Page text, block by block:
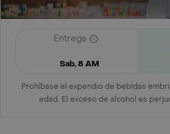
Entrega
Sab, 8 AM
Prohíbase el expendio de bebidas
edad. El exceso de alcohol es